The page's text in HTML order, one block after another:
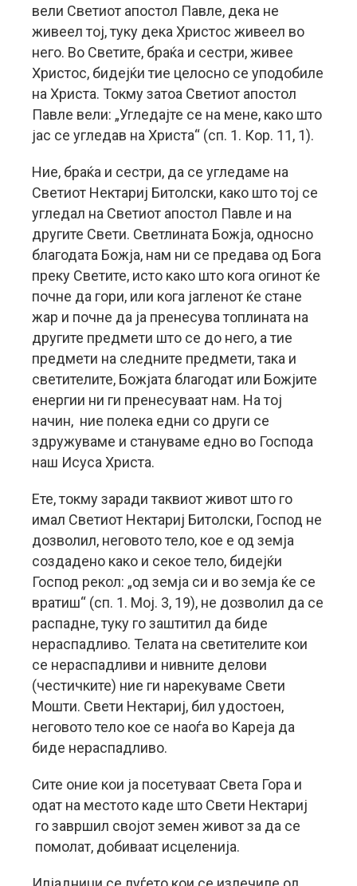
вели Светиот апостол Павле, дека не
живеел тој, туку дека Христос живеел во
него. Во Светите, браќа и сестри, живее
Христос, бидејќи тие целосно се уподобиле
на Христа. Токму затоа Светиот апостол
Павле вели: „Угледајте се на мене, како што
јас се угледав на Христа“ (сп. 1. Кор. 11, 1).
Ние, браќа и сестри, да се угледаме на
Светиот Нектариј Битолски, како што тој се
угледал на Светиот апостол Павле и на
другите Свети. Светлината Божја, односно
благодата Божја, нам ни се предава од Бога
преку Светите, исто како што кога огинот ќе
почне да гори, или кога јагленот ќе стане
жар и почне да ја пренесува топлината на
другите предмети што се до него, а тие
предмети на следните предмети, така и
светителите, Божјата благодат или Божјите
енергии ни ги пренесуваат нам. На тој
начин, ние полека едни со други се
здружуваме и стануваме едно во Господа
наш Исуса Христа.
Ете, токму заради таквиот живот што го
имал Светиот Нектариј Битолски, Господ не
дозволил, неговото тело, кое е од земја
создадено како и секое тело, бидејќи
Господ рекол: „од земја си и во земја ќе се
вратиш“ (сп. 1. Мој. 3, 19), не дозволил да се
распадне, туку го заштитил да биде
нераспадливо. Телата на светителите кои
се нераспадливи и нивните делови
(честичките) ние ги нарекуваме Свети
Мошти. Свети Нектариј, бил удостоен,
неговото тело кое се наоѓа во Кареја да
биде нераспадливо.
Сите оние кои ја посетуваат Света Гора и
одат на местото каде што Свети Нектариј
го завршил својот земен живот за да се
помолат, добиваат исцеленија.